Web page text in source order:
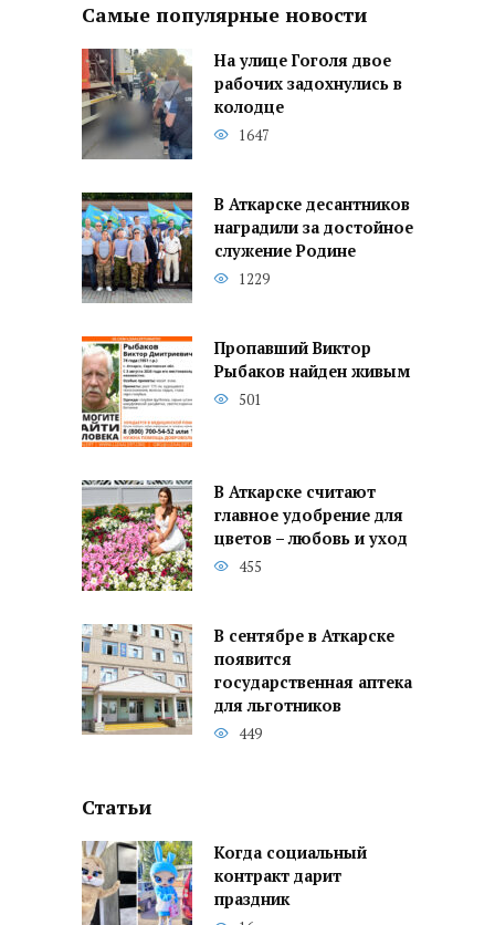
Самые популярные новости
На улице Гоголя двое
рабочих задохнулись в
колодце
1647
В Аткарске десантников
наградили за достойное
служение Родине
1229
Пропавший Виктор
Рыбаков найден живым
501
В Аткарске считают
главное удобрение для
цветов – любовь и уход
455
В сентябре в Аткарске
появится
государственная аптека
для льготников
449
Статьи
Когда социальный
контракт дарит
праздник